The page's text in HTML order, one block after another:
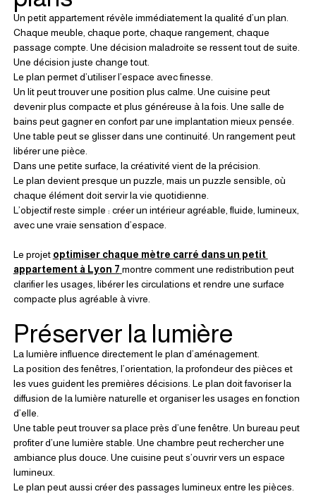
Un petit appartement révèle immédiatement la qualité d’un plan.
Chaque meuble, chaque porte, chaque rangement, chaque
passage compte. Une décision maladroite se ressent tout de suite.
Une décision juste change tout.
Le plan permet d’utiliser l’espace avec finesse.
Un lit peut trouver une position plus calme. Une cuisine peut
devenir plus compacte et plus généreuse à la fois. Une salle de
bains peut gagner en confort par une implantation mieux pensée.
Une table peut se glisser dans une continuité. Un rangement peut
libérer une pièce.
Dans une petite surface, la créativité vient de la précision.
Le plan devient presque un puzzle, mais un puzzle sensible, où
chaque élément doit servir la vie quotidienne.
L’objectif reste simple : créer un intérieur agréable, fluide, lumineux,
avec une vraie sensation d’espace.
Le projet optimiser chaque mètre carré dans un petit
appartement à Lyon 7 montre comment une redistribution peut
clarifier les usages, libérer les circulations et rendre une surface
compacte plus agréable à vivre.
Préserver la lumière
La lumière influence directement le plan d’aménagement.
La position des fenêtres, l’orientation, la profondeur des pièces et
les vues guident les premières décisions. Le plan doit favoriser la
diffusion de la lumière naturelle et organiser les usages en fonction
d’elle.
Une table peut trouver sa place près d’une fenêtre. Un bureau peut
profiter d’une lumière stable. Une chambre peut rechercher une
ambiance plus douce. Une cuisine peut s’ouvrir vers un espace
lumineux.
Le plan peut aussi créer des passages lumineux entre les pièces.